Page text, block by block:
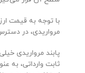
با توجه به قیمت
مرواریدی، در
پابند مرواریدی
ثابت وارداتی، به